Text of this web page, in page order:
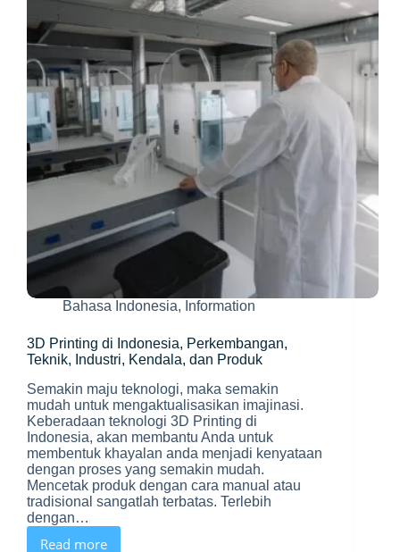
Bahasa Indonesia, Information
3D Printing di Indonesia, Perkembangan,
Teknik, Industri, Kendala, dan Produk
Semakin maju teknologi, maka semakin
mudah untuk mengaktualisasikan imajinasi.
Keberadaan teknologi 3D Printing di
Indonesia, akan membantu Anda untuk
membentuk khayalan anda menjadi kenyataan
dengan proses yang semakin mudah.
Mencetak produk dengan cara manual atau
tradisional sangatlah terbatas. Terlebih
dengan…
Read more